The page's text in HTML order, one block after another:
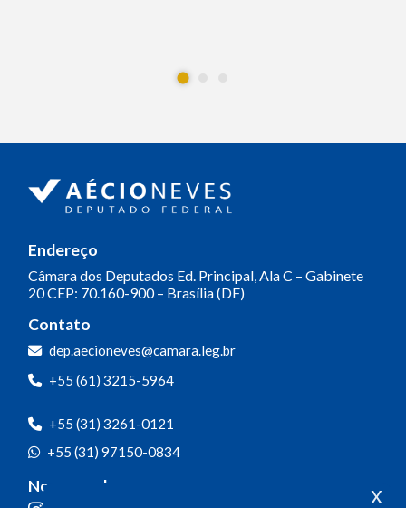
Endereço
Câmara dos Deputados Ed. Principal, Ala C – Gabinete
20CEP: 70.160-900 – Brasília (DF)
Contato
dep.aecioneves@camara.leg.br
+55 (61) 3215-5964
+55 (31) 3261-0121
+55 (31) 97150-0834
Nossas redes x